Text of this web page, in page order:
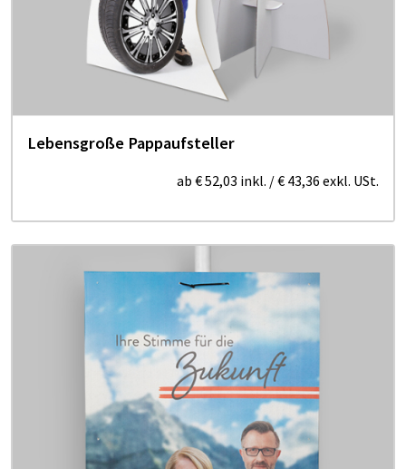
Lebensgroße Pappaufsteller
ab € 52,03 inkl. /€ 43,36 exkl. USt.